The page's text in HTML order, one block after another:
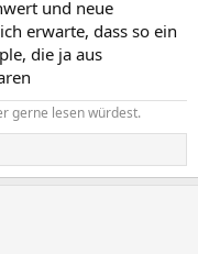
und neue
erwarte, dass so ein
die ja aus
gerne lesen würdest.